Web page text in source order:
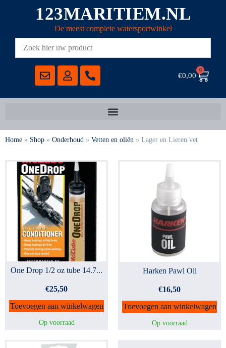
123MARITIEM.NL
De meest complete watersportwinkel
€0,00
0
Home » Shop » Onderhoud » Vetten en oliën » Lager en Lieren vet
Op voorraad
One Drop 1/2 oz tube 14.7...
€25,50
Toevoegen aan winkelwagen
Op voorraad
Harken Pawl Oil
€16,50
Toevoegen aan winkelwagen